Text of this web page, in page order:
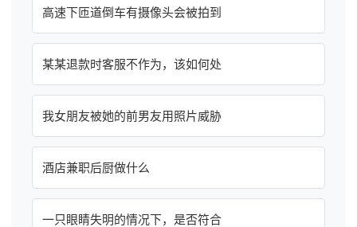
高速下匝道倒车有摄像头会被拍到
某某退款时客服不作为，该如何处
我女朋友被她的前男友用照片威胁
酒店兼职后厨做什么
一只眼睛失明的情况下，是否符合